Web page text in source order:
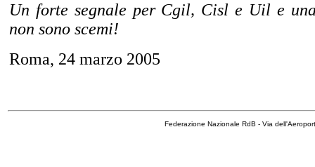
Un forte segnale per Cgil, Cisl e Uil e
non sono scemi!
Roma, 24 marzo 2005
Federazione Nazionale RdB - Via